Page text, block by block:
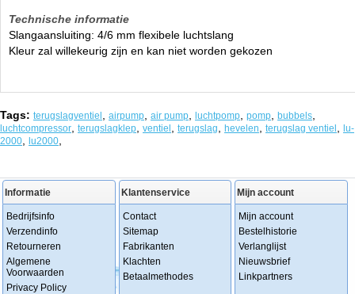
Technische informatie
Slangaansluiting: 4/6 mm flexibele luchtslang
Kleur zal willekeurig zijn en kan niet worden gekozen
Tags: terugslagventiel airpump air pump luchtpomp pomp bubbels
luchtcompressor terugslagklep ventiel terugslag hevelen terugslag ventiel
lu-
2000
lu2000
Informatie
Bedrijfsinfo
Verzendinfo
Retourneren
Algemene
Voorwaarden
Privacy Policy
Klantenservice
Contact
Sitemap
Fabrikanten
Klachten
Betaalmethodes
Mijn account
Mijn account
Bestelhistorie
Verlanglijst
Nieuwsbrief
Linkpartners